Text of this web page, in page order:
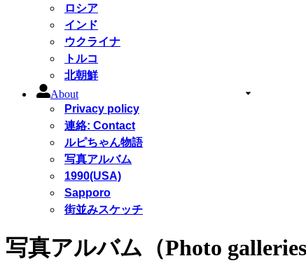
ロシア
インド
ウクライナ
トルコ
北朝鮮
About
Privacy policy
連絡: Contact
ルピちゃん物語
写真アルバム
1990(USA)
Sapporo
街並みスケッチ
写真アルバム（Photo galleries